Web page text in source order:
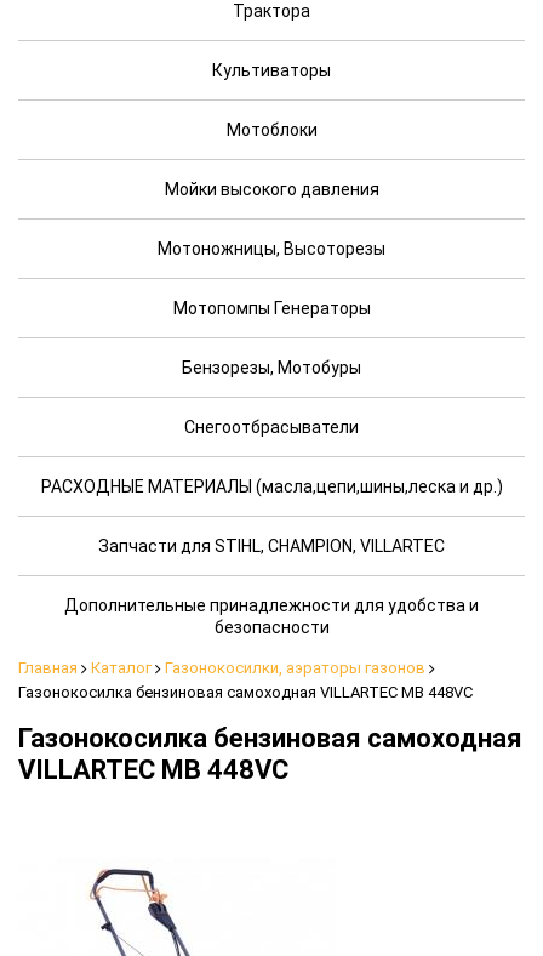
Трактора
Культиваторы
Мотоблоки
Мойки высокого давления
Мотоножницы, Высоторезы
Мотопомпы Генераторы
Бензорезы, Мотобуры
Снегоотбрасыватели
РАСХОДНЫЕ МАТЕРИАЛЫ (масла,цепи,шины,леска и др.)
Запчасти для STIHL, CHAMPION, VILLARTEC
Дополнительные принадлежности для удобства и
безопасности
Главная Каталог
Газонокосилки, аэраторы газонов
Газонокосилка бензиновая самоходная VILLARTEC MB 448VC
Газонокосилка бензиновая самоходная
VILLARTEC MB 448VC